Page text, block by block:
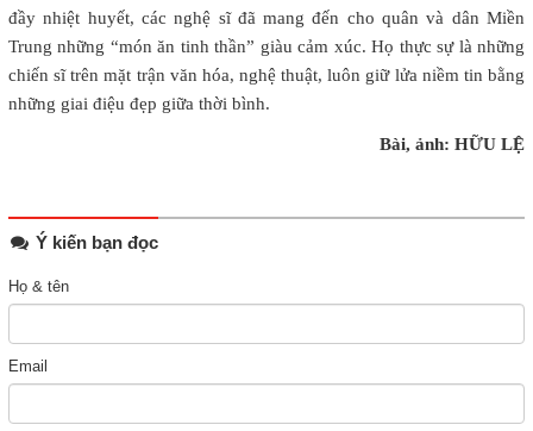
đầy nhiệt huyết, các nghệ sĩ đã mang đến cho quân và dân Miền
Trung những “món ăn tinh thần” giàu cảm xúc. Họ thực sự là những
chiến sĩ trên mặt trận văn hóa, nghệ thuật, luôn giữ lửa niềm tin bằng
những giai điệu đẹp giữa thời bình.
Bài, ảnh: HỮU LỆ
Ý kiến bạn đọc
Họ & tên
Email